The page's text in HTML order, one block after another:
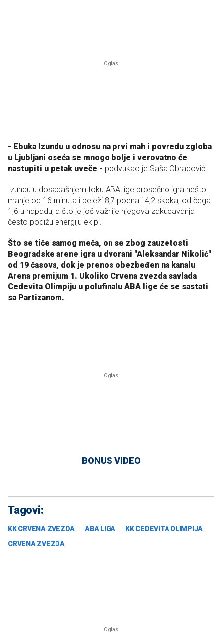
- Ebuka Izundu u odnosu na prvi mah i povredu zgloba
u Ljubljani oseća se mnogo bolje i verovatno će
nastupiti u petak uveče - podvukao je Saša Obradović.
Izundu u dosadašnjem toku ABA lige prosečno igra nešto
manje od 16 minuta i beleži 8,7 poena i 4,2 skoka, od čega
1,6 u napadu, a što je još važnije njegova zakucavanja
često podižu energiju ekipi.
Što se tiče samog meča, on se zbog zauzetosti
Beogradske arene igra u dvorani "Aleksandar Nikolić"
od 19 časova, dok je prenos obezbeđen na kanalu
Arena premijum 1. Ukoliko Crvena zvezda savlada
Cedevita Olimpiju u polufinalu ABA lige će se sastati
sa Partizanom.
BONUS VIDEO
Tagovi:
KK CRVENA ZVEZDA ABA LIGA
KK CEDEVITA OLIMPIJA
CRVENA ZVEZDA